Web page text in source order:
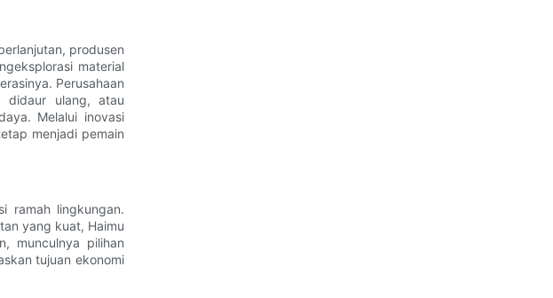
produsen
material
Perusahaan
didaur ulang, atau
Melalui inovasi
menjadi pemain
ramah lingkungan.
yang kuat, Haimu
munculnya pilihan
tujuan ekonomi